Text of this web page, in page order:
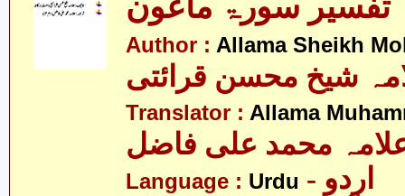
تفسیر سورۃ ماعون
Author : Allama Sheikh
شیخ محسن قرائتی
Translator : Allama
محمد علی فاضل
Language : Urdu - اردو